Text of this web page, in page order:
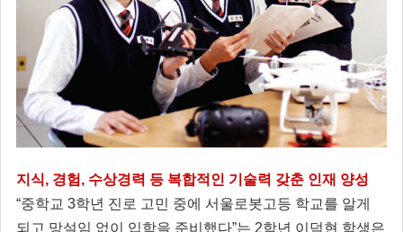
지식, 경험, 수상경력 등 복합적인 기술력 갖춘 인재 양성
“중학교 3학년 진로 고민 중에 서울로봇고등 학교를 알게
되고 망설임 없이 입학을 준비했다”는 2학년 이덕현 학생은